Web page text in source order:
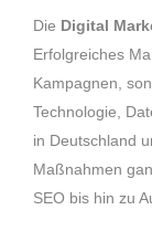
Die Digital
Erfolgreiches
Kampagnen,
Technologie,
in Deutschland
Maßnahmen
SEO bis hin zu